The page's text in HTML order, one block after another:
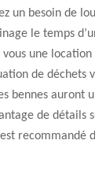
un besoin de
le temps
une
de déchets
bennes auront
de détails
recommandé